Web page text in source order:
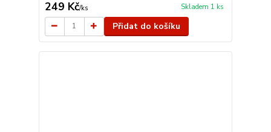
249 Kč/ks Skladem 1 ks
Přidat do košíku